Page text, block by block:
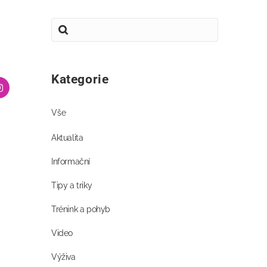
Kategorie
Vše
Aktualita
Informační
Tipy a triky
Trénink a pohyb
Video
Výživa